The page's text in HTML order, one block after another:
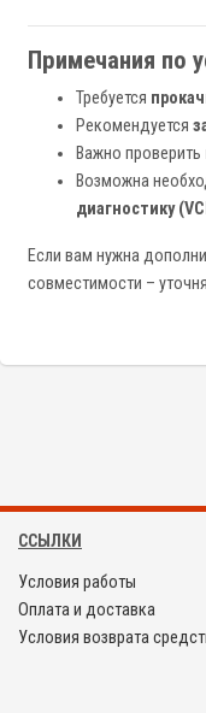
Примечания по
Требуется
Рекомендуется
Важно проверить
Возможна
диагностику
Если вам нужна
совместимости –
ССЫЛКИ
Условия работы
Оплата и доставка
Условия возврата